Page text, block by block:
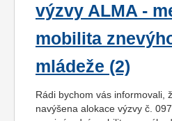
výzvy ALMA -
mobilita
mládeže (2)
Rádi bychom vás informovali,
navýšena alokace výzvy č.